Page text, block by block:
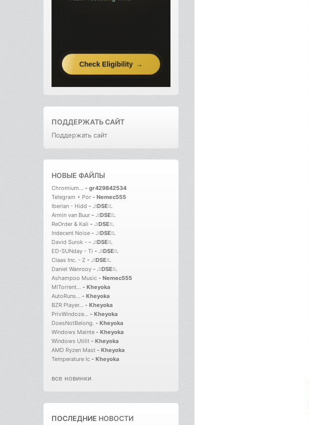
ПОДДЕРЖАТЬ САЙТ
Поддержать сайт
НОВЫЕ ФАЙЛЫ
Chromium... - gr429842534
Telegram + Por - Nemec555
Iberian - Hidd - .::DSE::.
Armin van Buur - .::DSE::.
ReOrder & Kali - .::DSE::.
Indecent Noise - .::DSE::.
David Surok - - .::DSE::.
ED-SUNday - Ti - .::DSE::.
Claas Inc. - Z - .::DSE::.
Daniel Wanrooy - .::DSE::.
Ashampoo Music - Nemec555
MITorrent... - Kheyoka
AutoRuns... - Kheyoka
BZR Player... - Kheyoka
PrivWindoze... - Kheyoka
DoesNotBelong. - Kheyoka
Windows Mainte - Kheyoka
Windows Utilit - Kheyoka
AMD Ryzen Mast - Kheyoka
Temperature Ic - Kheyoka
все новинки
ПОСЛЕДНИЕ НОВОСТИ